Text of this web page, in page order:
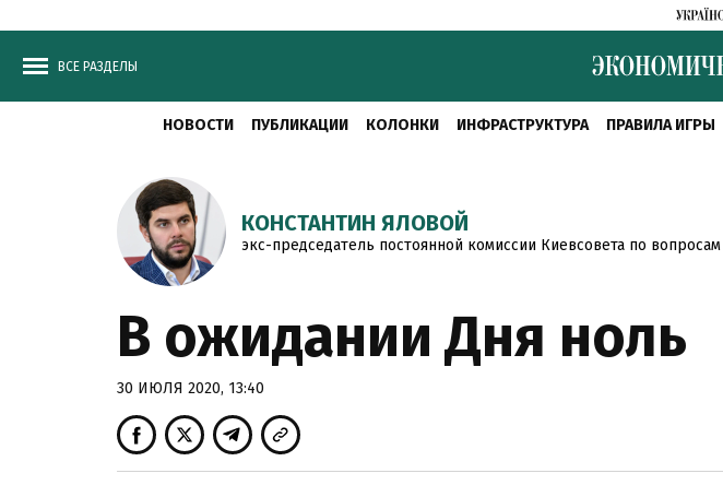
ВСЕ РАЗДЕЛЫ
НОВОСТИ ПУБЛИКАЦИИ КОЛОНКИ ИНФРАСТРУКТУРА ПРАВИЛА ИГРЫ
КОНСТАНТИН ЯЛОВОЙ
экс-председатель постоянной комиссии Киевсовета по
В ожидании Дня ноль
30 ИЮЛЯ 2020, 13:40